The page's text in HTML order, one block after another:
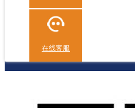
在线客服